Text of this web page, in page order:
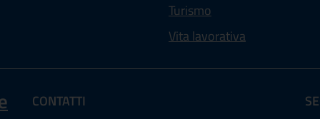
Turismo
Vita lavorativa
CONTATTI